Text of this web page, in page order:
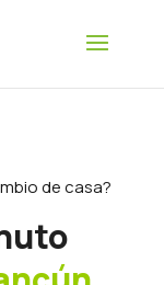
de casa?